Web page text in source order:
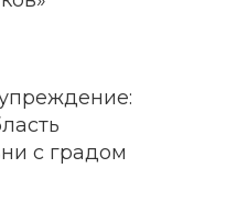
с градом